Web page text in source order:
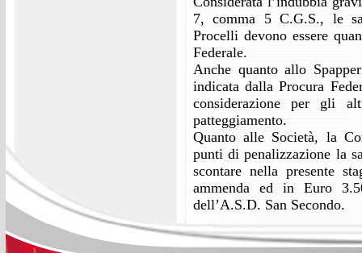
7, comma 5 C.G.S., le
Procelli devono essere
Federale.
Anche quanto allo
indicata dalla Procura
considerazione per gli
patteggiamento.
Quanto alle Società, la
punti di penalizzazione la
scontare nella presente
ammenda ed in Euro
dell’A.S.D. San Secondo.